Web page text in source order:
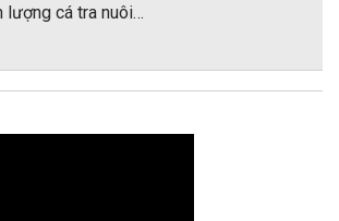
lượng cá tra nuôi…